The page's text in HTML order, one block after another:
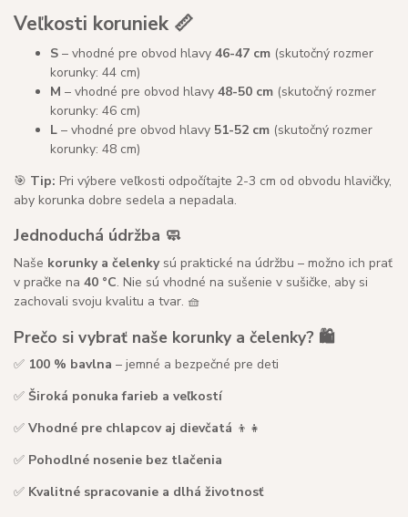
Veľkosti koruniek 📏
S – vhodné pre obvod hlavy 46-47 cm (skutočný rozmer
korunky: 44 cm)
M – vhodné pre obvod hlavy 48-50 cm (skutočný rozmer
korunky: 46 cm)
L – vhodné pre obvod hlavy 51-52 cm (skutočný rozmer
korunky: 48 cm)
🎯 Tip: Pri výbere veľkosti odpočítajte 2-3 cm od obvodu hlavičky,
aby korunka dobre sedela a nepadala.
Jednoduchá údržba 🧼
Naše korunky a čelenkysú praktické na údržbu – možno ich prať
v pračke na 40 °C. Nie sú vhodné na sušenie v sušičke, aby si
zachovali svoju kvalitu a tvar. 🧺
Prečo si vybrať naše korunky a čelenky? 🛍️
✅ 100 % bavlna – jemné a bezpečné pre deti
✅ Široká ponuka farieb a veľkostí
✅ Vhodné pre chlapcov aj dievčatá 👦👧
✅ Pohodlné nosenie bez tlačenia
✅ Kvalitné spracovanie a dlhá životnosť